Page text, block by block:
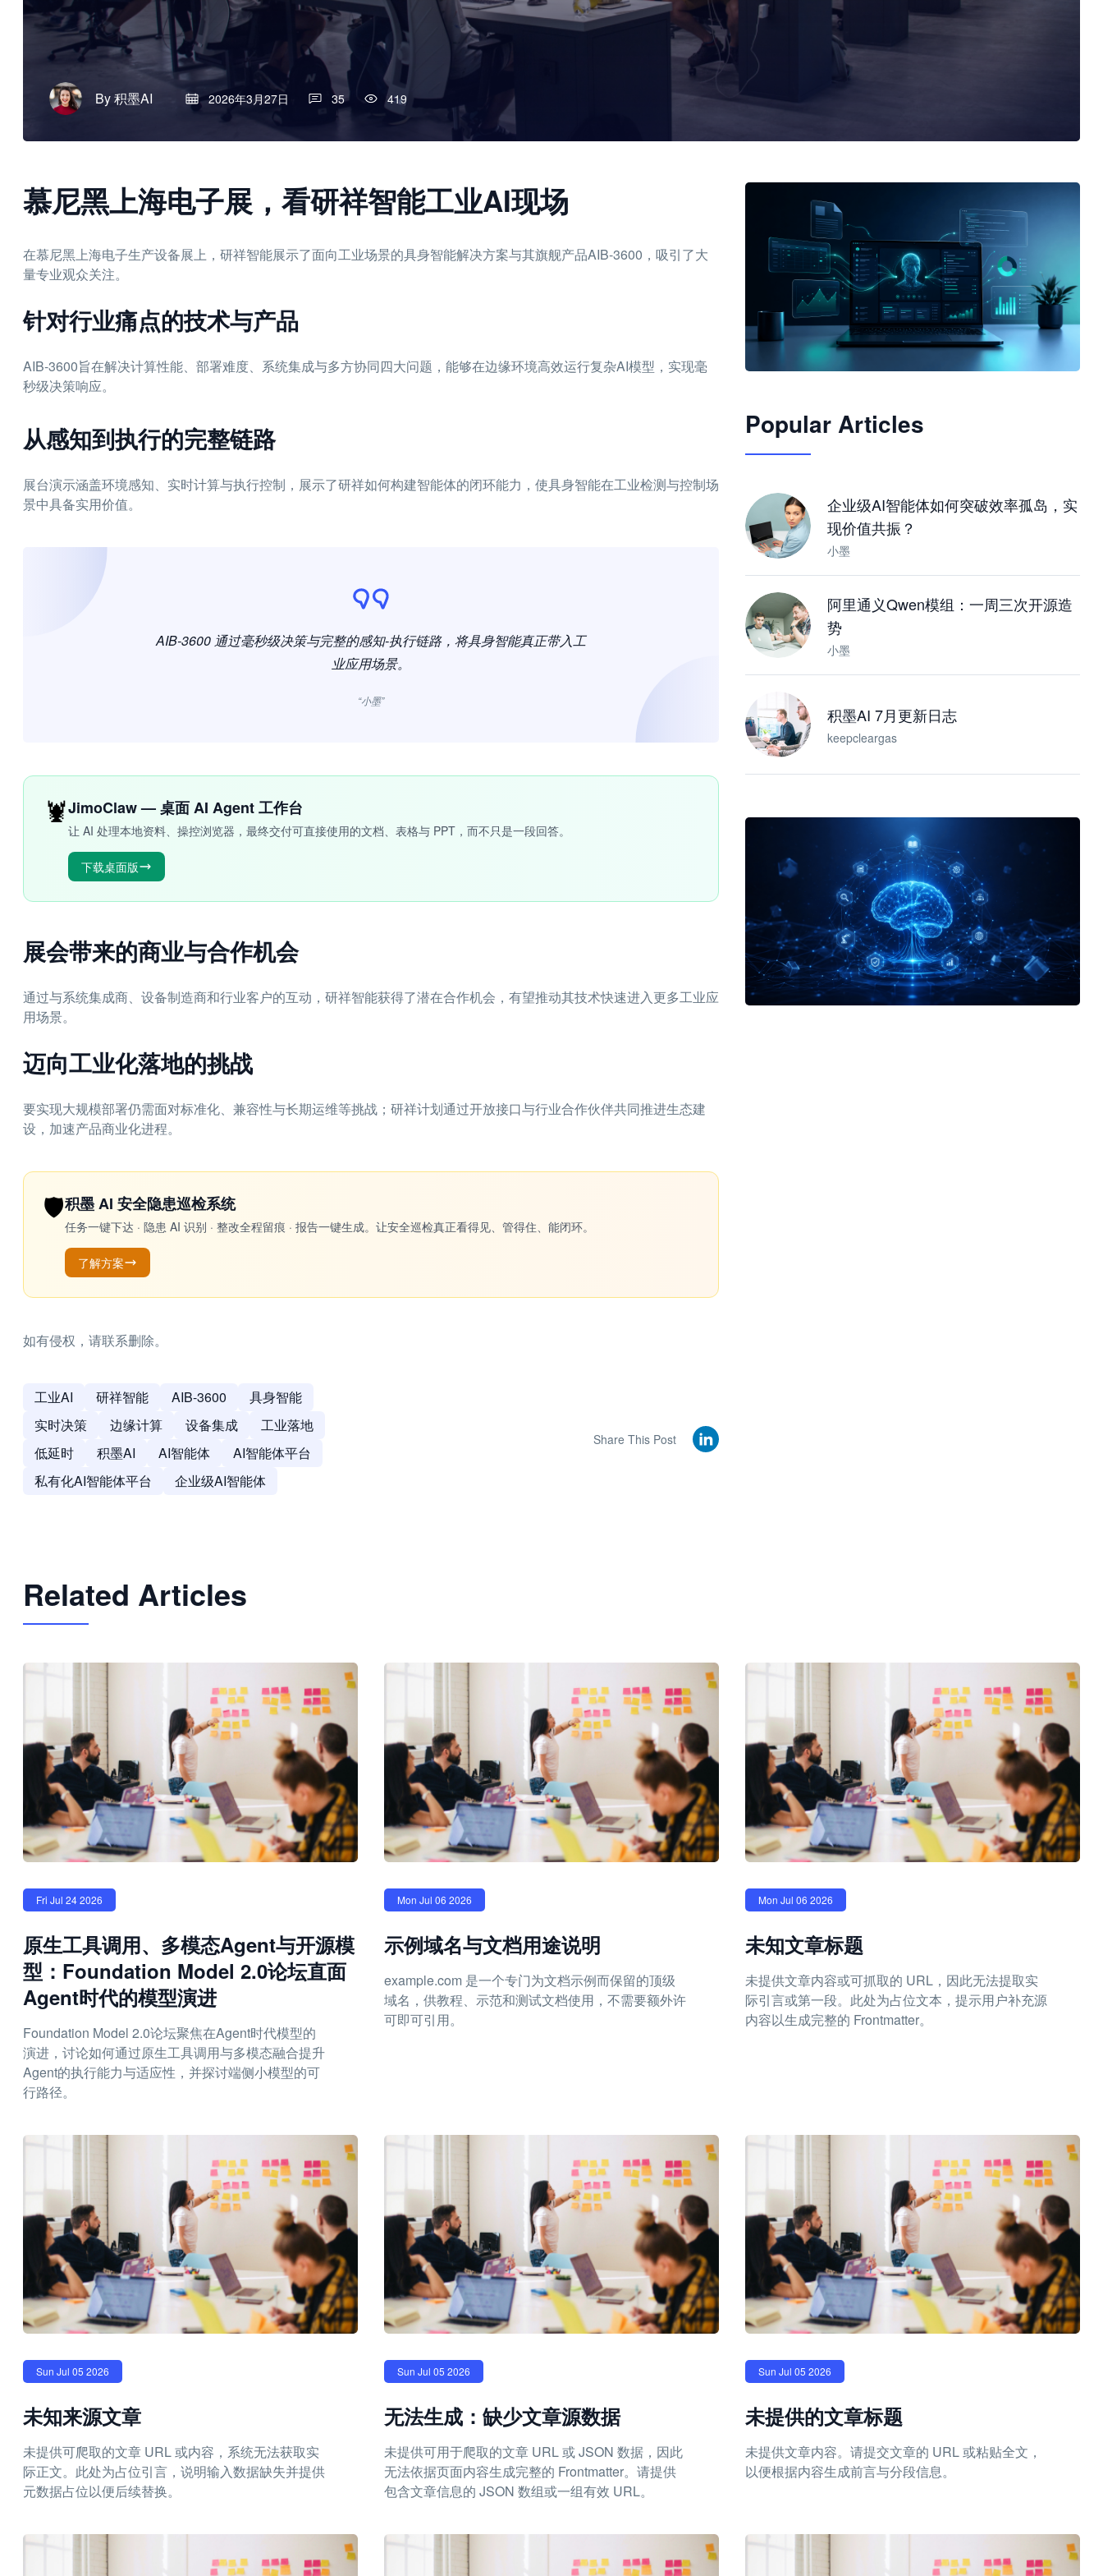
By积墨AI 2026年3月27日 35 419
慕尼黑上海电子展，看研祥智能工业AI现场
在慕尼黑上海电子生产设备展上，研祥智能展示了面向工业场景的具身智能解决方案与其旗舰产品AIB-3600，吸引了大
量专业观众关注。
针对行业痛点的技术与产品
AIB-3600旨在解决计算性能、部署难度、系统集成与多方协同四大问题，能够在边缘环境高效运行复杂AI模型，实现毫
秒级决策响应。
从感知到执行的完整链路
展台演示涵盖环境感知、实时计算与执行控制，展示了研祥如何构建智能体的闭环能力，使具身智能在工业检测与控制场
景中具备实用价值。
AIB-3600 通过毫秒级决策与完整的感知-执行链路，将具身智能真正带入工
业应用场景。
“小墨”
🦞JimoClaw — 桌面 AI Agent 工作台
让 AI 处理本地资料、操控浏览器，最终交付可直接使用的文档、表格与 PPT，而不只是一段回答。
下载桌面版
展会带来的商业与合作机会
通过与系统集成商、设备制造商和行业客户的互动，研祥智能获得了潜在合作机会，有望推动其技术快速进入更多工业应
用场景。
迈向工业化落地的挑战
要实现大规模部署仍需面对标准化、兼容性与长期运维等挑战；研祥计划通过开放接口与行业合作伙伴共同推进生态建
设，加速产品商业化进程。
🛡️积墨 AI 安全隐患巡检系统
任务一键下达 · 隐患 AI 识别 · 整改全程留痕 · 报告一键生成。让安全巡检真正看得见、管得住、能闭环。
了解方案
如有侵权，请联系删除。
工业AI 研祥智能 AIB-3600
具身智能
实时决策
边缘计算 设备集成
工业落地
低延时
积墨AI AI智能体
AI智能体平台
私有化AI智能体平台
企业级AI智能体
Share This Post
JimoClaw 桌面 AI Agent 工作台
Popular Articles
企业级AI智能体如何突破效率孤岛，实
现价值共振？
小墨
阿里通义Qwen模组：一周三次开源造
势
小墨
积墨AI 7月更新日志
keepcleargas
Related Articles
Fri Jul 24 2026
原生工具调用、多模态Agent与开源模
型：Foundation Model 2.0论坛直面
Agent时代的模型演进
Foundation Model 2.0论坛聚焦在Agent时代模型的
演进，讨论如何通过原生工具调用与多模态融合提升
Agent的执行能力与适应性，并探讨端侧小模型的可
行路径。
Mon Jul 06 2026
示例域名与文档用途说明
example.com 是一个专门为文档示例而保留的顶级
域名，供教程、示范和测试文档使用，不需要额外许
可即可引用。
Mon Jul 06 2026
未知文章标题
未提供文章内容或可抓取的 URL，因此无法提取实
际引言或第一段。此处为占位文本，提示用户补充源
内容以生成完整的 Frontmatter。
Sun Jul 05 2026
未知来源文章
未提供可爬取的文章 URL 或内容，系统无法获取实
际正文。此处为占位引言，说明输入数据缺失并提供
元数据占位以便后续替换。
Sun Jul 05 2026
无法生成：缺少文章源数据
未提供可用于爬取的文章 URL 或 JSON 数据，因此
无法依据页面内容生成完整的 Frontmatter。请提供
包含文章信息的 JSON 数组或一组有效 URL。
Sun Jul 05 2026
未提供的文章标题
未提供文章内容。请提交文章的 URL 或粘贴全文，
以便根据内容生成前言与分段信息。